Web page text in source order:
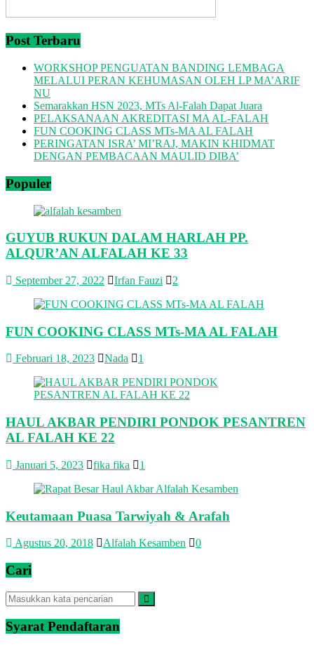
Post Terbaru
WORKSHOP PENGUATAN BANDING LEMBAGA
MELALUI PERAN KEHUMASAN OLEH LP MA’ARIF
NU
Semarakkan HSN 2023, MTs Al-Falah Dapat Juara
PELAKSANAAN AKREDITASI MA AL-FALAH
FUN COOKING CLASS MTs-MA AL FALAH
PERINGATAN ISRA’ MI’RAJ, MAKIN KHIDMAT
DENGAN PEMBACAAN MAULID DIBA’
Populer
GUYUB RUKUN DALAM HARLAH PP.
ALQUR’AN ALFALAH KE 33
September 27, 2022 Irfan Fauzi 2
FUN COOKING CLASS MTs-MA AL FALAH
Februari 18, 2023 Nada 1
HAUL AKBAR PENDIRI PONDOK PESANTREN
AL FALAH KE 22
Januari 5, 2023 fika fika 1
Keutamaan Puasa Tarwiyah & Arafah
Agustus 20, 2018 Alfalah Kesamben 0
Cari
Syarat Pendaftaran